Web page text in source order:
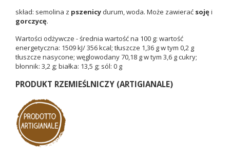
skład: semolina z pszenicy durum, woda. Może zawierać sojęi
gorczycę.
Wartości odżywcze - średnia wartość na 100 g: wartość
energetyczna: 1509 kJ/ 356 kcal; tłuszcze 1,36 g w tym 0,2 g
tłuszcze nasycone; węglowodany 70,18 g w tym 3,6 g cukry;
błonnik: 3,2 g; białka: 13,5 g; sól: 0 g
PRODUKT RZEMIEŚLNICZY (ARTIGIANALE)